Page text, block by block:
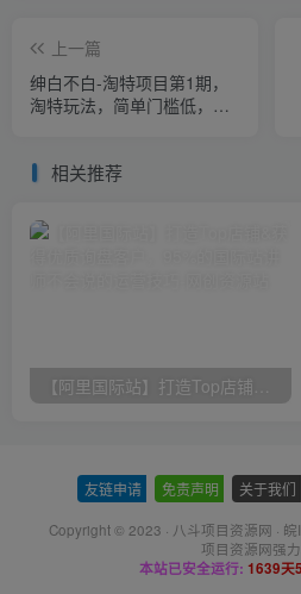
上一篇
绅白不白-淘特项目第1期，
淘特玩法，简单门槛低，上
相关推荐
【阿里国际站】打造Top店铺&获得优质询盘客户，​95%的国际站讲师不会说的运营技巧
友链申请 免责声明 关于我们
Copyright © 2023 · 八斗项目资源网 ·
项目资源网强
本站已安全运行: 1639天